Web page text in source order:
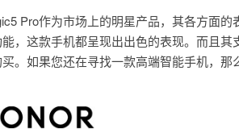
Pro作为市场上的明星产品，其各方面
，这款手机都呈现出出色的表现。而且
。如果您还在寻找一款高端智能手机，那